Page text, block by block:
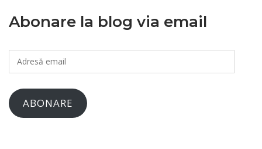
Abonare la blog via email
Adresă
email
ABONARE